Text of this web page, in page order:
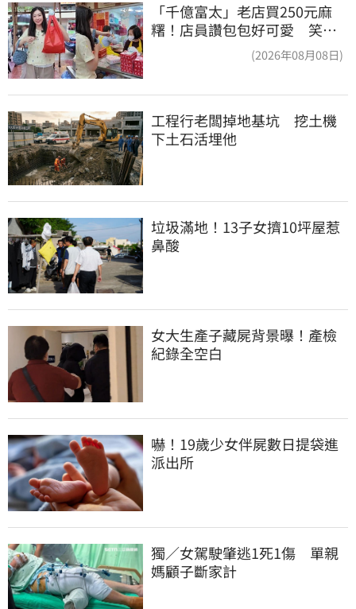
「千億富太」老店買250元麻
糬！店員讚包包好可愛 笑
(2026年08月08日)
工程行老闆掉地基坑　挖土機
下土石活埋他
垃圾滿地！13子女擠10坪屋惹
鼻酸
女大生產子藏屍背景曝！產檢
紀錄全空白
嚇！19歲少女伴屍數日提袋進
派出所
獨／女駕駛肇逃1死1傷　單親
媽顧子斷家計